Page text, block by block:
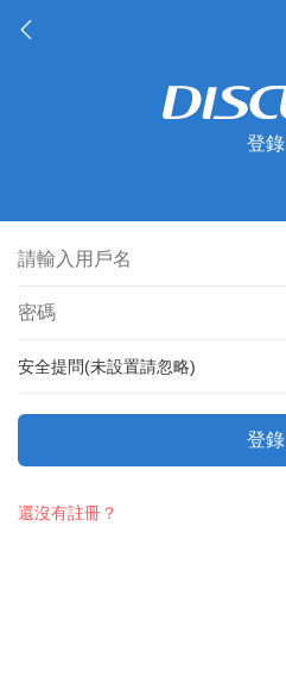
登錄
安全提問(未設置請忽略)
登錄
還沒有註冊？